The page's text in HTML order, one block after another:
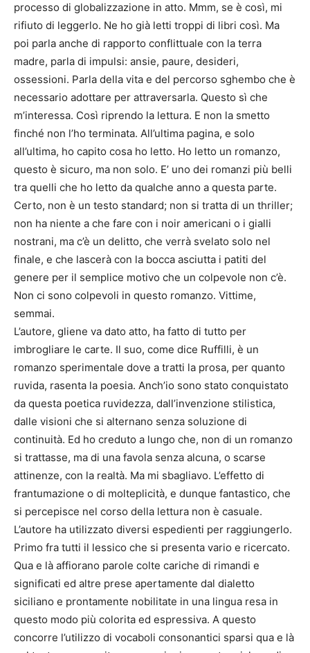
processo di globalizzazione in atto. Mmm, se è così, mi
rifiuto di leggerlo. Ne ho già letti troppi di libri così. Ma
poi parla anche di rapporto conflittuale con la terra
madre, parla di impulsi: ansie, paure, desideri,
ossessioni. Parla della vita e del percorso sghembo che è
necessario adottare per attraversarla. Questo sì che
m’interessa. Così riprendo la lettura. E non la smetto
finché non l’ho terminata. All’ultima pagina, e solo
all’ultima, ho capito cosa ho letto. Ho letto un romanzo,
questo è sicuro, ma non solo. E’ uno dei romanzi più belli
tra quelli che ho letto da qualche anno a questa parte.
Certo, non è un testo standard; non si tratta di un thriller;
non ha niente a che fare con i noir americani o i gialli
nostrani, ma c’è un delitto, che verrà svelato solo nel
finale, e che lascerà con la bocca asciutta i patiti del
genere per il semplice motivo che un colpevole non c’è.
Non ci sono colpevoli in questo romanzo. Vittime,
semmai.
L’autore, gliene va dato atto, ha fatto di tutto per
imbrogliare le carte. Il suo, come dice Ruffilli, è un
romanzo sperimentale dove a tratti la prosa, per quanto
ruvida, rasenta la poesia. Anch’io sono stato conquistato
da questa poetica ruvidezza, dall’invenzione stilistica,
dalle visioni che si alternano senza soluzione di
continuità. Ed ho creduto a lungo che, non di un romanzo
si trattasse, ma di una favola senza alcuna, o scarse
attinenze, con la realtà. Ma mi sbagliavo. L’effetto di
frantumazione o di molteplicità, e dunque fantastico, che
si percepisce nel corso della lettura non è casuale.
L’autore ha utilizzato diversi espedienti per raggiungerlo.
Primo fra tutti il lessico che si presenta vario e ricercato.
Qua e là affiorano parole colte cariche di rimandi e
significati ed altre prese apertamente dal dialetto
siciliano e prontamente nobilitate in una lingua resa in
questo modo più colorita ed espressiva. A questo
concorre l’utilizzo di vocaboli consonantici sparsi qua e là